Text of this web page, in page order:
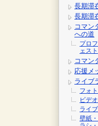
長期滞
長期滞
コマン
への道
プロ
ェスト
コマン
応援メ
ライブ
フォ
ビデ
ライ
壁紙